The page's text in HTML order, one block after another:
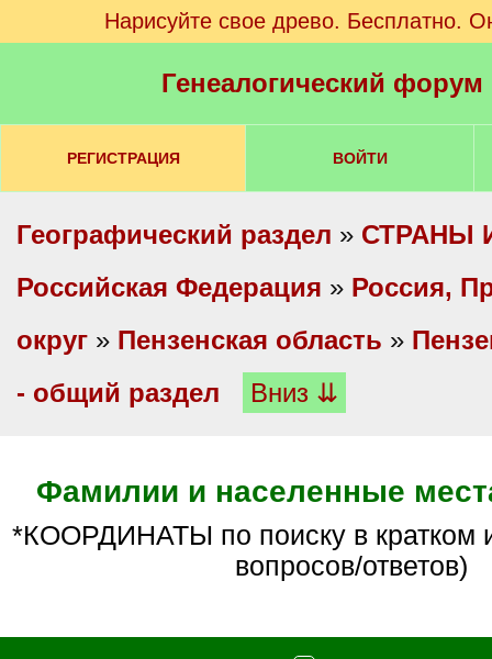
Нарисуйте свое древо. Бесплатно.
Генеалогический
РЕГИСТРАЦИЯ ВОЙТИ
Географический раздел » СТРАНЫ
Российская Федерация » Россия,
округ » Пензенская область »
- общий раздел
Вниз ⇊
Фамилии и населенные
*КООРДИНАТЫ по поиску в кратком изложении (БЕЗ
вопросов/ответов)